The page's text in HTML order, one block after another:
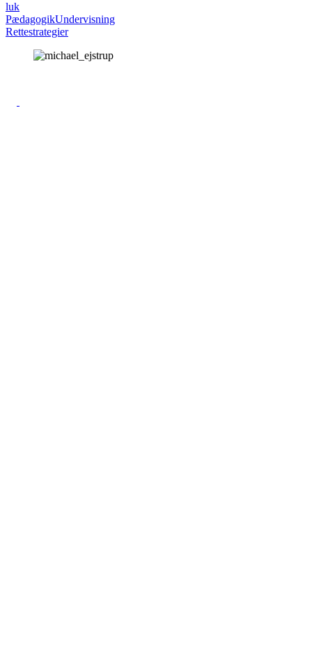
luk
PædagogikUndervisning
Rettestrategier